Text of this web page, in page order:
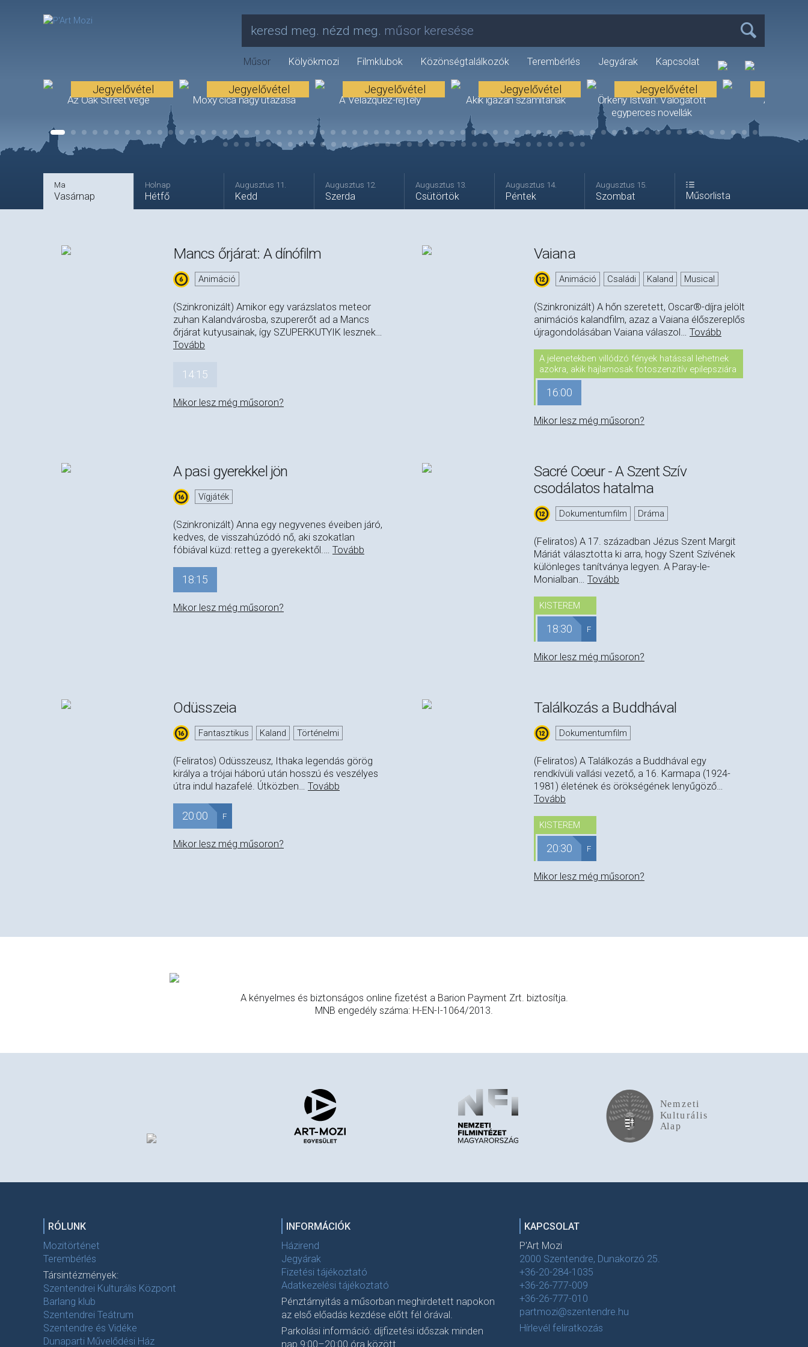
keresd meg. nézd meg. műsor keresése
Műsor Kölyökmozi Filmklubok Közönségtalálkozók Terembérlés Jegyárak Kapcsolat
Az Oak Street vége
Jegyelővétel
Moxy cica nagy utazása
Jegyelővétel
A Velázquez-rejtély
Jegyelővétel
Akik igazán számítanak
Jegyelővétel
Örkény István: Válogatott
egyperces novellák
Jegyelővétel
A
Ma
Vasárnap
Holnap
Hétfő
Augusztus 11.
Kedd
Augusztus 12.
Szerda
Augusztus 13.
Csütörtök
Augusztus 14.
Péntek
Augusztus 15.
Szombat Műsorlista
Mancs őrjárat: A dínófilm
Animáció
(Szinkronizált) Amikor egy varázslatos meteor
zuhan Kalandvárosba, szupererőt ad a Mancs
őrjárat kutyusainak, így SZUPERKUTYIK lesznek…
Tovább
14:15
Mikor lesz még műsoron?
Vaiana
Animáció Családi Kaland Musical
(Szinkronizált) A hőn szeretett, Oscar®-díjra jelölt
animációs kalandfilm, azaz a Vaiana élőszereplős
újragondolásában Vaiana válaszol… Tovább
A jelenetekben villódzó fények hatással lehetnek
azokra, akik hajlamosak fotoszenzitív epilepsziára
16:00
Mikor lesz még műsoron?
A pasi gyerekkel jön
Vígjáték
(Szinkronizált) Anna egy negyvenes éveiben járó,
kedves, de visszahúzódó nő, aki szokatlan
fóbiával küzd: retteg a gyerekektől.… Tovább
18:15
Mikor lesz még műsoron?
Sacré Coeur - A Szent Szív
csodálatos hatalma
Dokumentumfilm Dráma
(Feliratos) A 17. században Jézus Szent Margit
Máriát választotta ki arra, hogy Szent Szívének
különleges tanítványa legyen. A Paray-le-
Monialban… Tovább
KISTEREM
18:30 F
Mikor lesz még műsoron?
Odüsszeia
Fantasztikus Kaland Történelmi
(Feliratos) Odüsszeusz, Ithaka legendás görög
királya a trójai háború után hosszú és veszélyes
útra indul hazafelé. Útközben… Tovább
20:00 F
Mikor lesz még műsoron?
Találkozás a Buddhával
Dokumentumfilm
(Feliratos) A Találkozás a Buddhával egy
rendkívüli vallási vezető, a 16. Karmapa (1924-
1981) életének és örökségének lenyűgöző…
Tovább
KISTEREM
20:30 F
Mikor lesz még műsoron?
A kényelmes és biztonságos online fizetést a Barion Payment Zrt. biztosítja.
MNB engedély száma: H-EN-I-1064/2013.
RÓLUNK
Mozitörténet
Terembérlés
Társintézmények:
Szentendrei Kulturális Központ
Barlang klub
Szentendrei Teátrum
Szentendre és Vidéke
Dunaparti Művelődési Ház
INFORMÁCIÓK
Házirend
Jegyárak
Fizetési tájékoztató
Adatkezelési tájékoztató
Pénztárnyitás a műsorban meghirdetett napokon
az első előadás kezdése előtt fél órával.
Parkolási információ: díjfizetési időszak minden
nap 9:00–20:00 óra között.
KAPCSOLAT
P'Art Mozi
2000 Szentendre, Dunakorzó 25.
+36-20-284-1035
+36-26-777-009
+36-26-777-010
partmozi@szentendre.hu
Hírlevél feliratkozás